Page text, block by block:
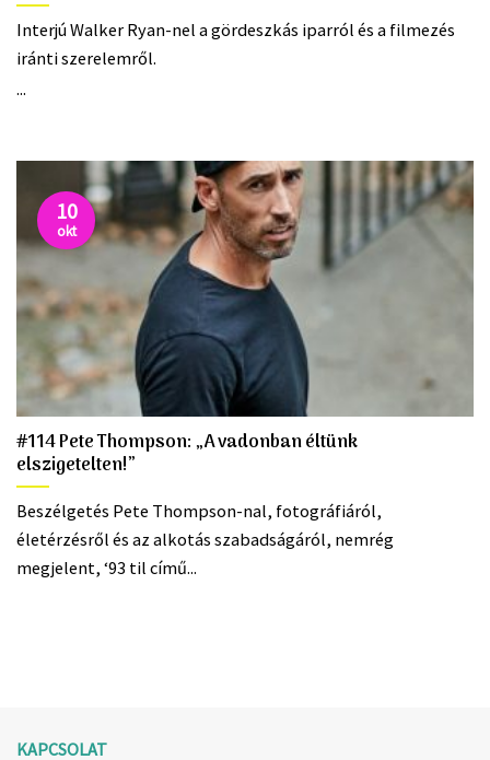
Interjú Walker Ryan-nel a gördeszkás iparról és a filmezés
iránti szerelemről.
...
#114 Pete Thompson: „A vadonban éltünk
elszigetelten!”
Beszélgetés Pete Thompson-nal, fotográfiáról,
életérzésről és az alkotás szabadságáról, nemrég
megjelent, ‘93 til című...
10
okt
KAPCSOLAT